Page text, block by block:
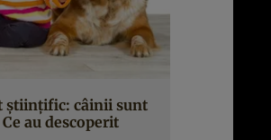
ştiinţific: câinii sunt
au descoperit